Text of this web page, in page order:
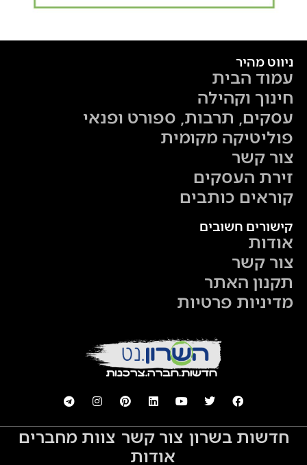
ניווט מהיר
עמוד הבית
חינוך וקהילה
עסקים, תרבות, ספורט ופנאי
פוליטיקה מקומית
צור קשר
זירת העסקים
קוראים כותבים
קישורים חשובים
אודות
צור קשר
תקנון האתר
מדיניות פרטיות
חדשות בשרון צור קשר צוות מחברים
אודות